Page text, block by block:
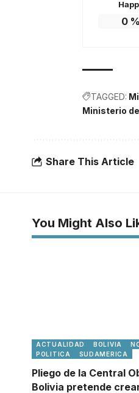
0 %
TAGGED:
Ministerio
Share This Article
You Might Also
ACTUALIDAD BOLIVIA
POLITICA
SUDAMERICA
Pliego de la Central
Bolivia pretende